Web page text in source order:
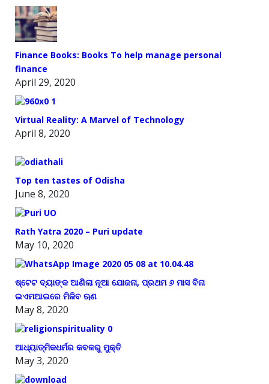
Finance Books: Books To help manage personal
finance
April 29, 2020
Virtual Reality: A Marvel of Technology
April 8, 2020
Top ten tastes of Odisha
June 8, 2020
Rath Yatra 2020 – Puri update
May 10, 2020
ଷ୍ଟେଟ ବ୍ୟାଙ୍କ ଆଣିଲା ନୂଆ ଯୋଜନା, ପ୍ରଥମ ୬ ମାସ ବିନା
ଇଏମଆଇରେ ମିଳିବ ଋଣ
May 8, 2020
ଆଧ୍ୟାତ୍ମିକଧର୍ମର କବଳରୁ ମୁକ୍ତି
May 3, 2020